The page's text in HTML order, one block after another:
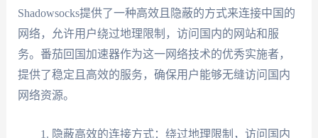
Shadowsocks提供了一种高效且隐蔽的方式来连接中国的
网络，允许用户绕过地理限制，访问国内的网站和服
务。番茄回国加速器作为这一网络技术的优秀实施者，
提供了稳定且高效的服务，确保用户能够无缝访问国内
网络资源。
隐蔽高效的连接方式：绕过地理限制，访问国内